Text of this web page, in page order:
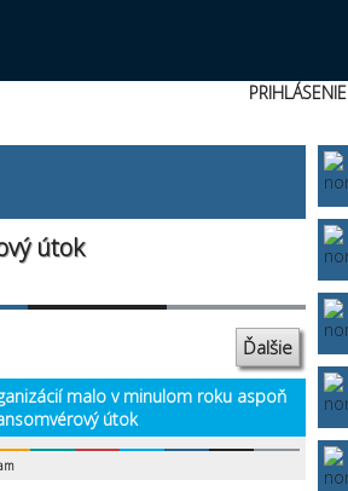
PRIHLÁSENIE
útok
Ďalšie
malo v minulom roku aspoň
útok